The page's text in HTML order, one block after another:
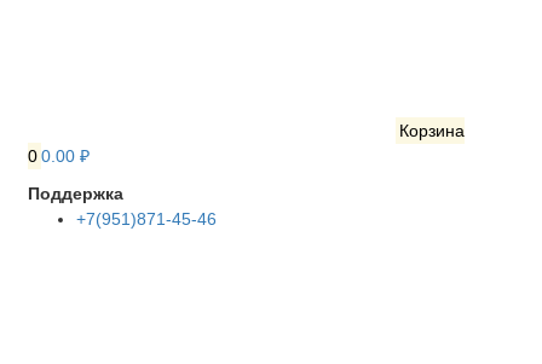
Корзина
00.00 ₽
Поддержка
+7(951)871-45-46